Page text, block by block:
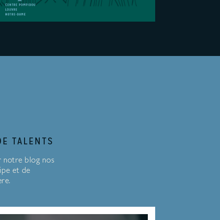
TALENTS
notre blog nos
et de